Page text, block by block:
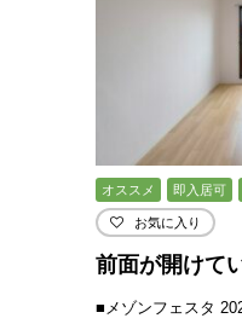
オススメ 即入居可
お気に入り
前面が開けて
■メゾンフェスタ